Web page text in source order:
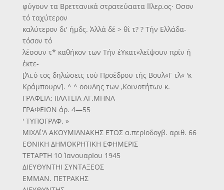
φύγουν τα Βρεττανικά στρατεύαατα ΪΪλερ.ος· Οσον
τό ταχύτερον
καλύτερον δι' ήμδς. Άλλά δέ > θΐ τ? ? Τήν Ελλάδα-
τόσον τό
λέσουν τ* καθήκον των Τήν έΥκατ«λείψουν πρίν ή
έκτε-
[Άι,ό τος δηλώσεις τοΰ Προέδρου τής Βουλ«Γ τλ« 'κ
Κράμπουρν]. ^ ^ οουΛης των ,Κοινοτήτων κ.
ΓΡΑΦΕΙΑ: ΙΙΛΑΤΕΙΑ ΑΓ.ΜΗΝΑ
ΓΡΑΦΕΙΩΝ άρ. 4—55
' ΤΥΠΟΓΡΛΦ. »
ΜΙΧΛΐ'Λ ΑΚΟΥΜΙΛΝΑΚΗΣ ΕΤΟΣ α.περΙοδογβ. αριθ. 66
ΕΘΝΙΚΗ ΔΗΜΟΚΡΗΤΙΚΗ ΕΦΗΜΕΡΙΣ
ΤΕΤΑΡΤΗ 10 ΊανουαρΙου 1945
ΔΙΕΥΘΥΝΤΗΙ ΣΥΝΤΑΞΕΟΣ
ΕΜΜΑΝ. ΠΕΤΡΑΚΗΣ